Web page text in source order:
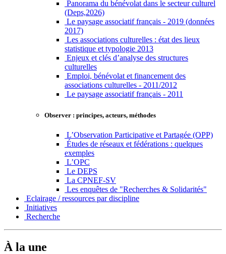
Panorama du bénévolat dans le secteur culturel
(Deps,2026)
Le paysage associatif français - 2019 (données
2017)
Les associations culturelles : état des lieux
statistique et typologie 2013
Enjeux et clés d’analyse des structures
culturelles
Emploi, bénévolat et financement des
associations culturelles - 2011/2012
Le paysage associatif français - 2011
Observer : principes, acteurs, méthodes
L’Observation Participative et Partagée (OPP)
Études de réseaux et fédérations : quelques
exemples
L’OPC
Le DEPS
La CPNEF-SV
Les enquêtes de "Recherches & Solidarités"
Eclairage / ressources par discipline
Initiatives
Recherche
À la une